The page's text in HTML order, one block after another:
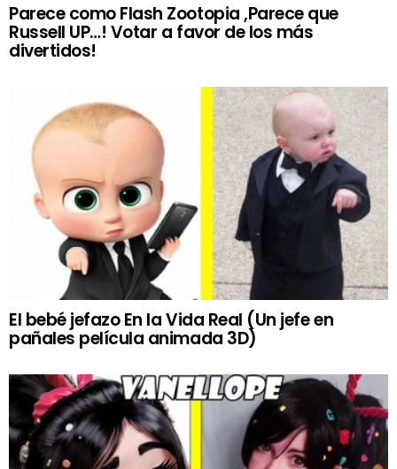
Parece como Flash Zootopia ,Parece que
Russell UP…! Votar a favor de los más
divertidos!
El bebé jefazo En la Vida Real (Un jefe en
pañales película animada 3D)